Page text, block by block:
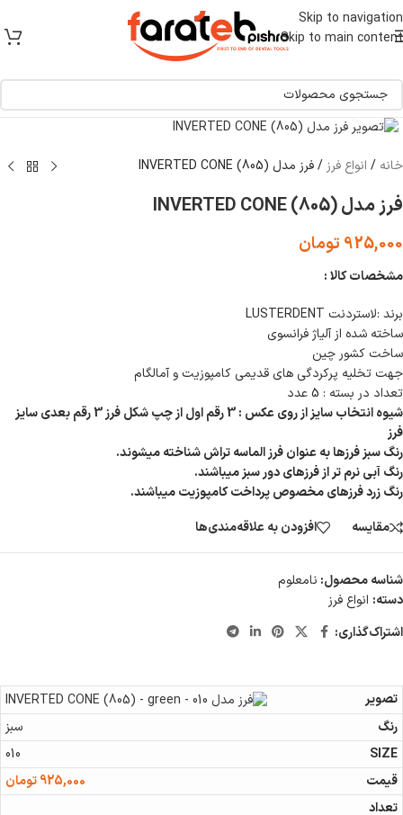
Skip to navigation
Skip to main content
برای بزرگنمایی کلیک کنید
خانه / انواع فرز /فرز مدل INVERTED CONE (805)
فرز مدل INVERTED CONE (805)
925,000 تومان
مشخصات کالا :
برند :لاستردنت LUSTERDENT
ساخته شده از آلیاژ فرانسوی
ساخت کشور چین
جهت تخلیه پرکردگی های قدیمی کامپوزیت و آمالگام
تعداد در بسته : 5 عدد
شیوه انتخاب سایز از روی عکس : 3 رقم اول از چپ شکل فرز 3 رقم بعدی سایز
فرز
رنگ سبز فرزها به عنوان فرز الماسه تراش شناخته میشوند.
رنگ آبی نرم تر از فرزهای دور سبز میباشند.
رنگ زرد فرزهای مخصوص پرداخت کامپوزیت میباشند.
مقایسه
افزودن به علاقه‌مندی‌ها
شناسه محصول: نامعلوم
دسته: انواع فرز
اشتراک‌گذاری:
سبز
010
925,000تومان